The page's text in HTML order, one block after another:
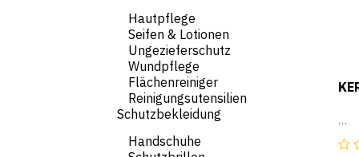
Hautpflege
Seifen & Lotionen
Ungezieferschutz
Wundpflege
Flächenreiniger
Reinigungsutensilien
Schutzbekleidung
Handschuhe
-
-